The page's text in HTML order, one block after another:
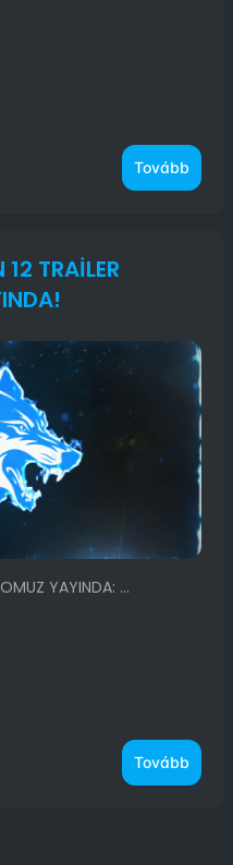
Tovább
TRAİLER
YAYINDA: ...
Tovább